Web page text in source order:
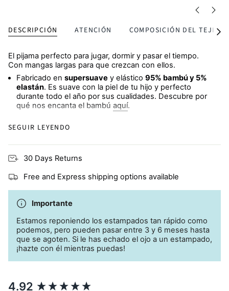
DESCRIPCIÓN ATENCIÓN COMPOSICIÓN DEL TEJIDO
Ver
El pijama perfecto para jugar, dormir y pasar el tiempo.
Con mangas largas para que crezcan con ellos.
Fabricado en supersuave y elástico 95% bambú y 5%
elastán. Es suave con la piel de tu hijo y perfecto
durante todo el año por sus cualidades. Descubre por
qué nos encanta el bambú aquí.
Camiseta de manga larga
Fabricados con fibras naturales, perfectos para niños
coneccemas o piel sensible
Lavado a máquina en frío
Unaelección sostenible
SEGUIR LEYENDO
30 Days Returns
Free and Express shipping options available
Importante
Estamos reponiendo los estampados tan rápido como
podemos, pero pueden pasar entre 3 y 6 meses hasta
que se agoten. Si le has echado el ojo a un estampado,
¡hazte con él mientras puedas!
4.92
New content loaded